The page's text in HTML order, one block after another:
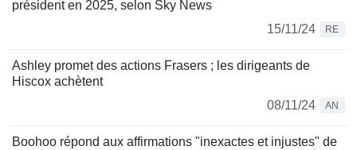
président en 2025, selon Sky News
15/11/24
RE
Ashley promet des actions Frasers ; les dirigeants de
Hiscox achètent
08/11/24
AN
Boohoo répond aux affirmations "inexactes et injustes" de